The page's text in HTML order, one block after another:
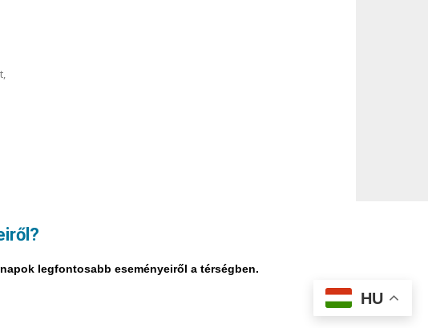
legfontosabb eseményeiről a térségben.
ból
HU